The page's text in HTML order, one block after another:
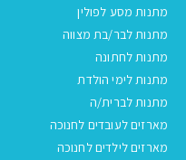
מתנות מסע לפולין
מתנות לבר/בת מצווה
מתנות לחתונה
מתנות לימי הולדת
מתנות לברית/ה
מארזים לעובדים לחנוכה
מארזים לילדים לחנוכה